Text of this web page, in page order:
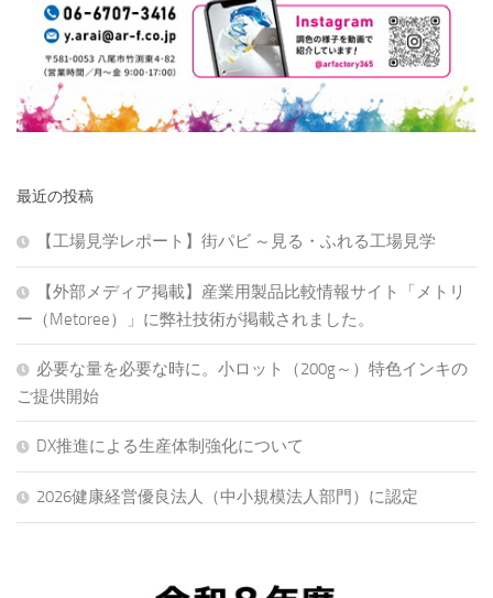
最近の投稿
【工場見学レポート】街パビ ～見る・ふれる工場見学
【外部メディア掲載】産業用製品比較情報サイト「メトリ
ー（Metoree）」に弊社技術が掲載されました。
必要な量を必要な時に。小ロット（200g～）特色インキの
ご提供開始
DX推進による生産体制強化について
2026健康経営優良法人（中小規模法人部門）に認定